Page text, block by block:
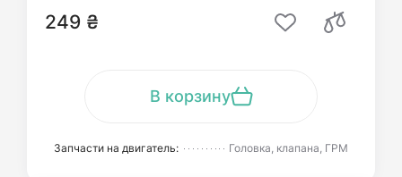
249 ₴
В корзину
Запчасти на двигатель: Головка, клапана, ГРМ